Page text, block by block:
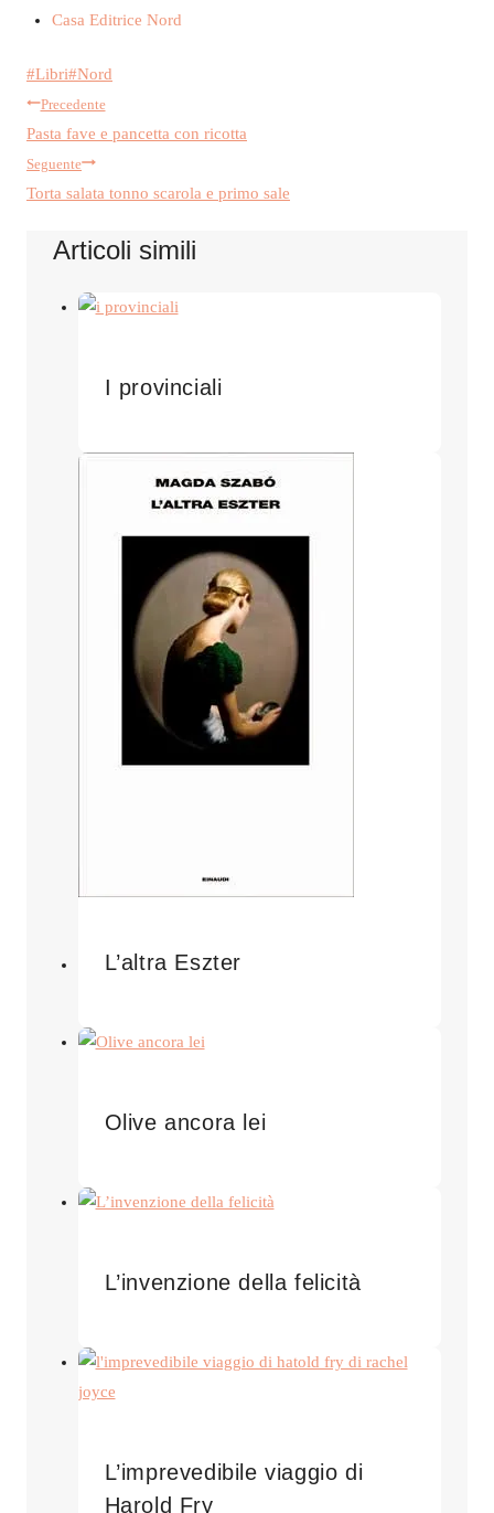
Casa Editrice Nord
Tag
articolo:
#Libri#Nord
Navigazione
articoli
Precedente
Pasta fave e pancetta con ricotta
Seguente
Torta salata tonno scarola e primo sale
Articoli simili
I provinciali
L’altra Eszter
Olive ancora lei
L’invenzione della felicità
L’imprevedibile viaggio di
Harold Fry